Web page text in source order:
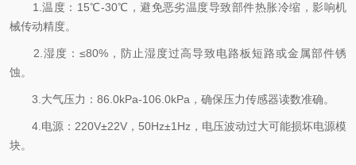
1.温度：15℃-30℃，避免恶劣温度导致部件热胀冷缩，影响机
械传动精度。
2.湿度：≤80%，防止湿度过高导致电路板短路或金属部件锈
蚀。
3.大气压力：86.0kPa-106.0kPa，确保压力传感器读数准确。
4.电源：220V±22V，50Hz±1Hz，电压波动过大可能损坏电源模
块。